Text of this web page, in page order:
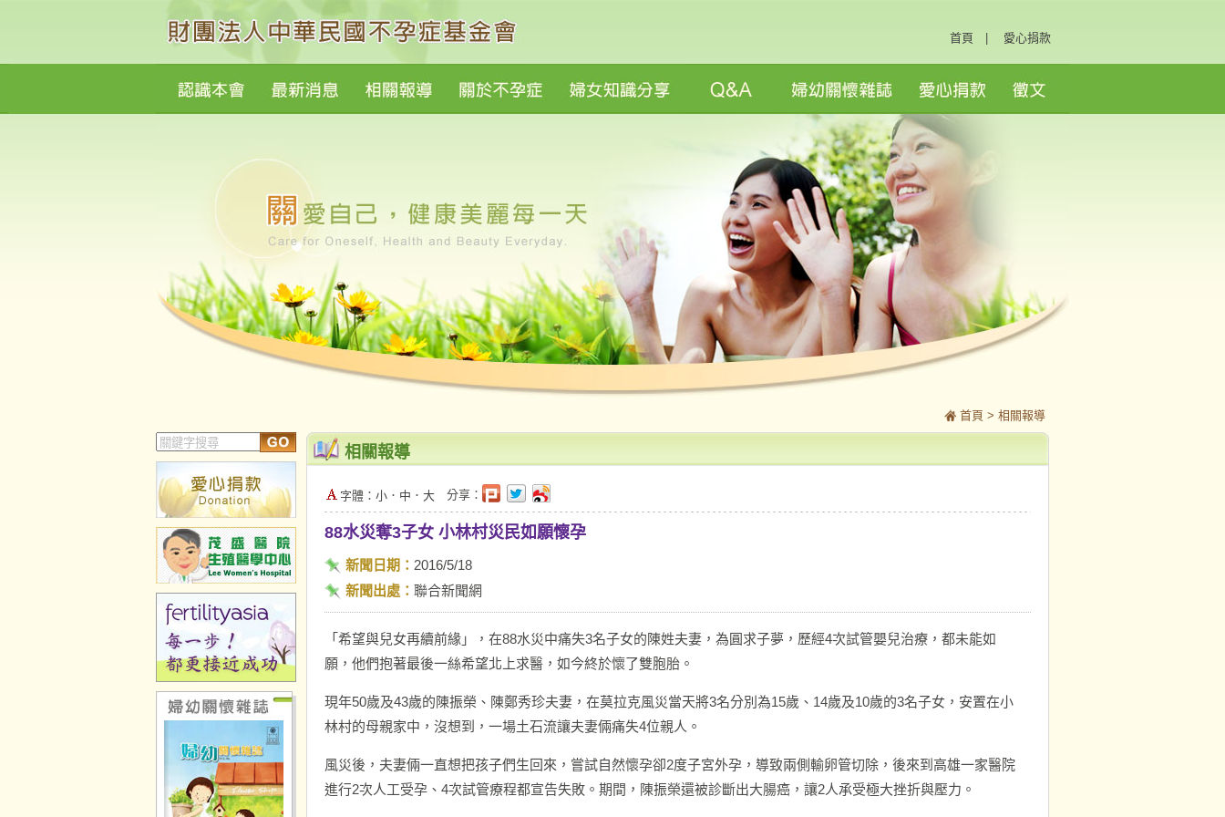
首頁 愛心捐款
首頁 > 相關報導
相關報導
字體： 小 ． 中 ． 大 分享：
88水災奪3子女 小林村災民如願懷孕
新聞日期： 2016/5/18
新聞出處： 聯合新聞網
「希望與兒女再續前緣」，在88水災中痛失3名子女的陳姓夫妻，為圓求子夢，歷經4次試管嬰兒治療，都未能如
願，他們抱著最後一絲希望北上求醫，如今終於懷了雙胞胎。
現年50歲及43歲的陳振榮、陳鄭秀珍夫妻，在莫拉克風災當天將3名分別為15歲、14歲及10歲的3名子女，安置在小
林村的母親家中，沒想到，一場土石流讓夫妻倆痛失4位親人。
風災後，夫妻倆一直想把孩子們生回來，嘗試自然懷孕卻2度子宮外孕，導致兩側輸卵管切除，後來到高雄一家醫院
進行2次人工受孕、4次試管療程都宣告失敗。期間，陳振榮還被診斷出大腸癌，讓2人承受極大挫折與壓力。